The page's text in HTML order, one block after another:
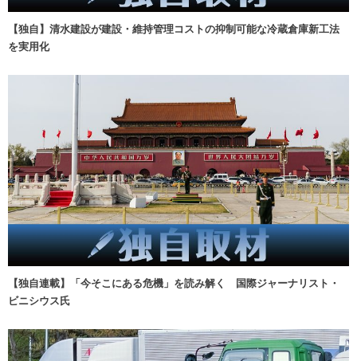
【独自】清水建設が建設・維持管理コストの抑制可能な冷蔵倉庫新工法
を実用化
【独自連載】「今そこにある危機」を読み解く 国際ジャーナリスト・
ビニシウス氏